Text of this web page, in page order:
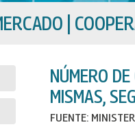
NÚMERO
MISMAS,
FUENTE: